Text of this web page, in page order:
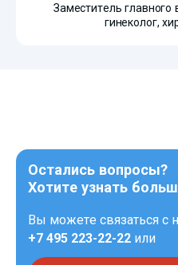
Заместитель
гинеколог,
Остались вопросы?
Хотите узнать
Вы можете связаться с
+7 495 223-22-22 или